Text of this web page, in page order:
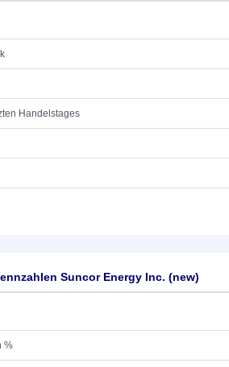
Handelstages
Suncor Energy Inc. (new)
%